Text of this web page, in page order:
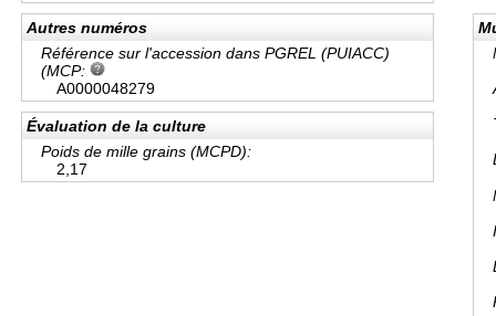
Autres numéros
Référence sur l'accession dans PGREL (PUIACC)
(MCP:
A0000048279
Évaluation de la culture
Poids de mille grains (MCPD):
2,17